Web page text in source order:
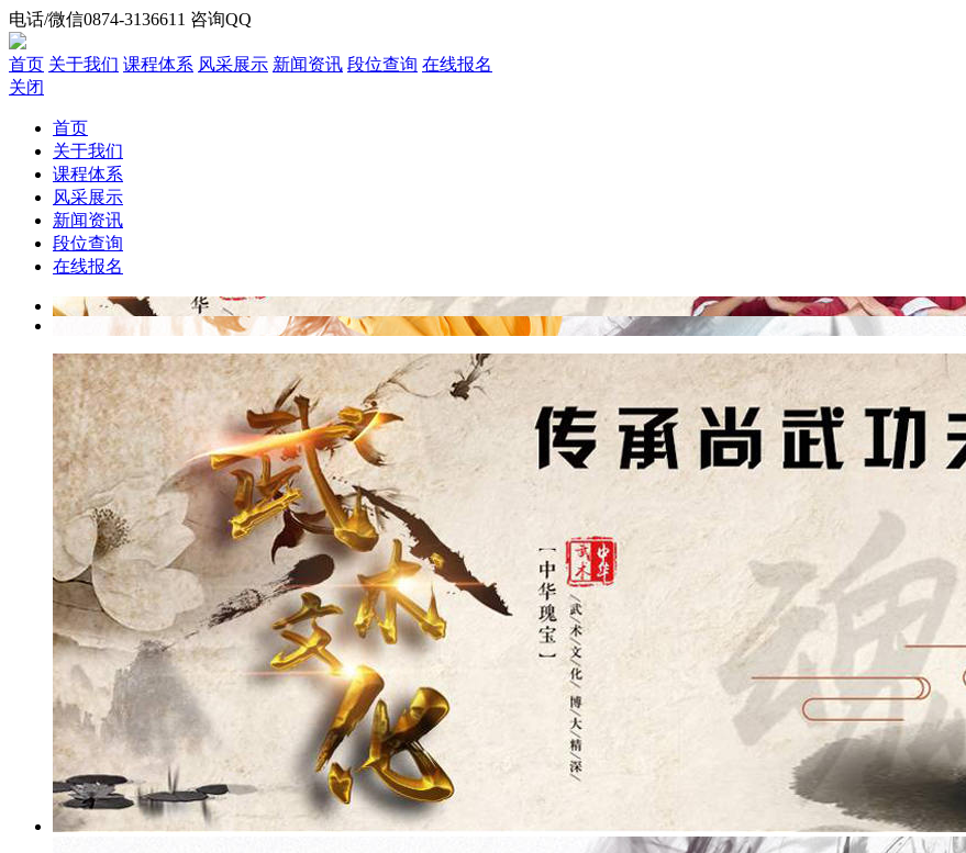
电话/微信0874-3136611 咨询QQ
首页 关于我们 课程体系 风采展示 新闻资讯 段位查询 在线报名
关闭
首页
关于我们
课程体系
风采展示
新闻资讯
段位查询
在线报名